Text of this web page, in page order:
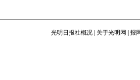
光明日报社概况 关于光明网 报